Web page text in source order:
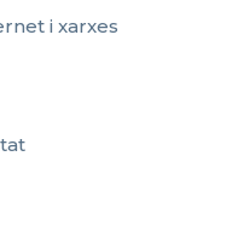
i xarxes